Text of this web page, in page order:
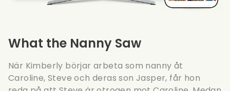
What the Nanny Saw
När Kimberly börjar arbeta som nanny åt
Caroline, Steve och deras son Jasper, får hon